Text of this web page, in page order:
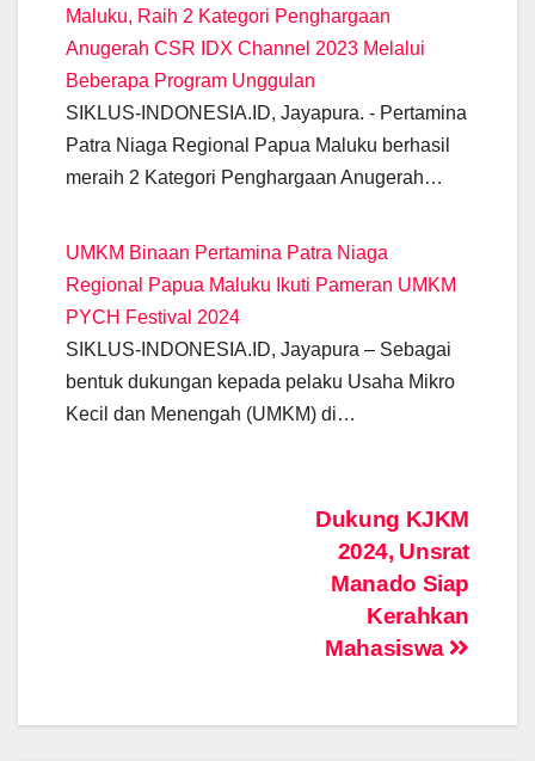
Maluku, Raih 2 Kategori Penghargaan
Anugerah CSR IDX Channel 2023 Melalui
Beberapa Program Unggulan
SIKLUS-INDONESIA.ID, Jayapura. - Pertamina
Patra Niaga Regional Papua Maluku berhasil
meraih 2 Kategori Penghargaan Anugerah…
UMKM Binaan Pertamina Patra Niaga
Regional Papua Maluku Ikuti Pameran UMKM
PYCH Festival 2024
SIKLUS-INDONESIA.ID, Jayapura – Sebagai
bentuk dukungan kepada pelaku Usaha Mikro
Kecil dan Menengah (UMKM) di…
Dukung KJKM
2024, Unsrat
Manado Siap
Kerahkan
Mahasiswa